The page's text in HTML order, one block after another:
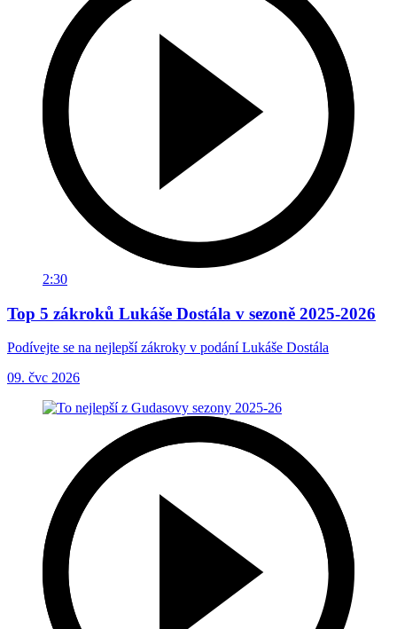
2:30
Top 5 zákroků Lukáše Dostála v sezoně 2025-2026
Podívejte se na nejlepší zákroky v podání Lukáše Dostála
09. čvc 2026